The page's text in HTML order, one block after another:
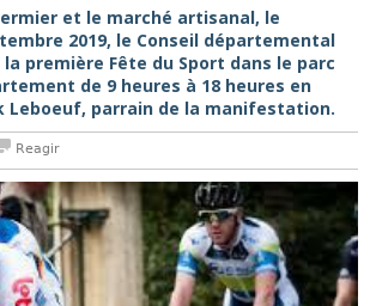
et le marché artisanal, le
2019, le Conseil départemental
la première Fête du Sport dans le parc
de 9 heures à 18 heures en
Leboeuf, parrain de la manifestation.
Reagir